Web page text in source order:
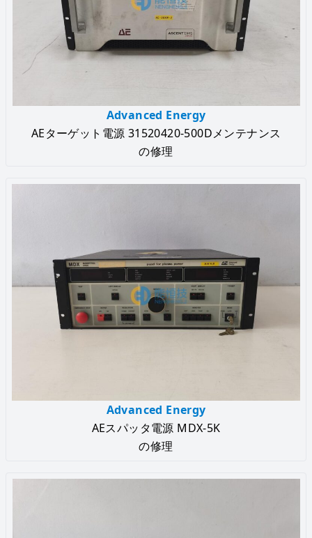
Advanced Energy
AEターゲット電源 31520420-500Dメンテナンス
の修理
Advanced Energy
AEスパッタ電源 MDX-5K
の修理